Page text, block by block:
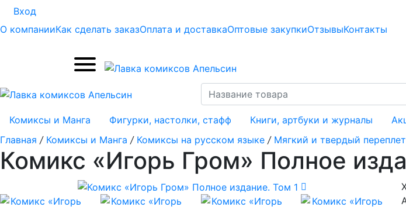
Вход
О компанииКак сделать заказОплата и доставкаОптовые закупкиОтзывыКонтакты
Комиксы и Манга
Фигурки, настолки, стафф Книги, артбуки и журналы
Главная / Комиксы и Манга / Комиксы на русском языке / Мягкий и твердый переплет
Комикс «Игорь Гром» Полное